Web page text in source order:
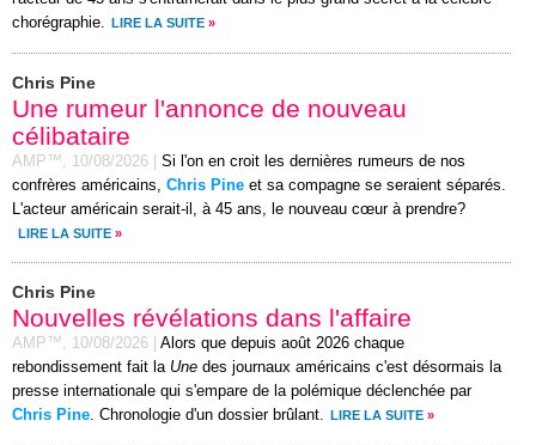
chorégraphie.
LIRE LA SUITE »
Chris Pine
Une rumeur l'annonce de nouveau
célibataire
AMP™, 10/08/2026
Si l'on en croit les dernières rumeurs de nos
confrères américains, Chris Pine et sa compagne se seraient séparés.
L'acteur américain serait-il, à 45 ans, le nouveau cœur à prendre?
LIRE LA SUITE »
Chris Pine
Nouvelles révélations dans l'affaire
AMP™, 10/08/2026
Alors que depuis août 2026 chaque
rebondissement fait la Une des journaux américains c'est désormais la
presse internationale qui s'empare de la polémique déclenchée par
Chris Pine. Chronologie d'un dossier brûlant. LIRE LA SUITE »